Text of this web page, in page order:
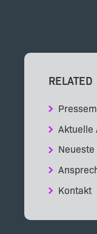
RELATED
Aktuelle
Kontakt